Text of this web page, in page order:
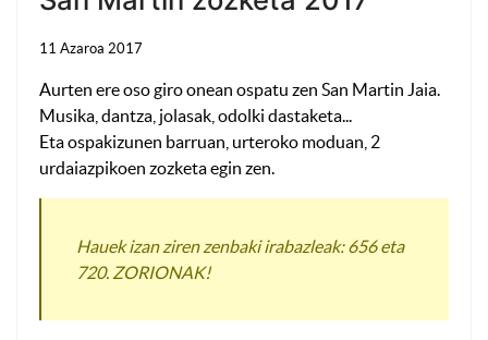
11 Azaroa 2017
Aurten ere oso giro onean ospatu zen San Martin Jaia.
Musika, dantza, jolasak, odolki dastaketa...
Eta ospakizunen barruan, urteroko moduan, 2
urdaiazpikoen zozketa egin zen.
Hauek izan ziren zenbaki irabazleak: 656 eta
720. ZORIONAK!